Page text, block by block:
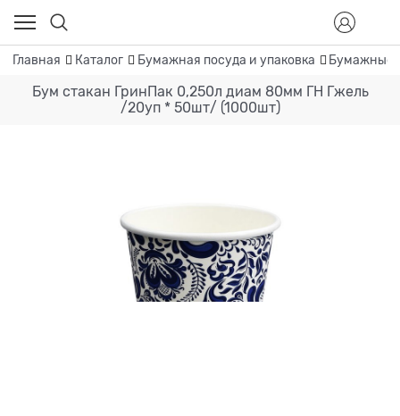
Главная Каталог Бумажная посуда и упаковка Бумажные
Бум стакан ГринПак 0,250л диам 80мм ГН Гжель
/20уп * 50шт/ (1000шт)